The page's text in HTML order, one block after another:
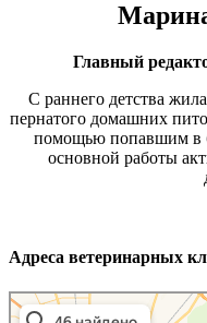
Главный
С раннего детства
пернатого домашних
помощью попавшим в
основной работы
Адреса ветеринарных